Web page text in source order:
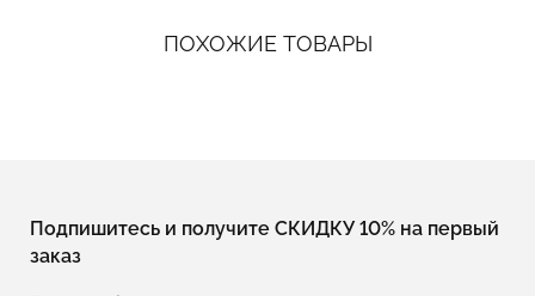
ПОХОЖИЕ ТОВАРЫ
Подпишитесь и получите СКИДКУ 10% на первый
заказ